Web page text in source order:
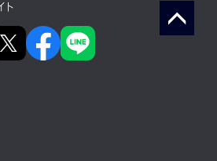
ト